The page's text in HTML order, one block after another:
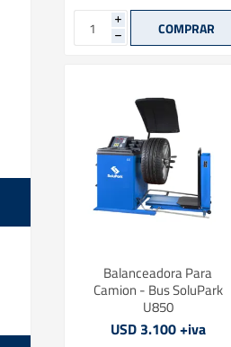
i
h
Balanceadora Para
Camion - Bus SoluPark
U850
USD 3.100 +iva